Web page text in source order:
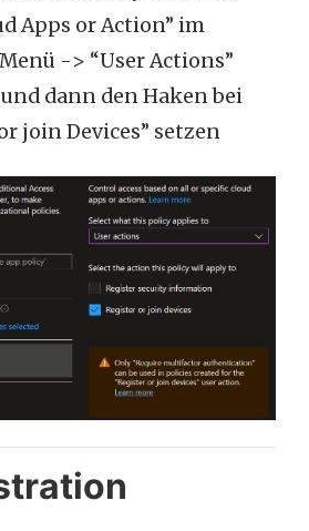
Apps or Action” im
-> “User Actions”
dann den Haken bei
join Devices” setzen